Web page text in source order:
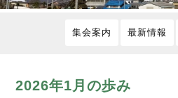
集会案内 最新情報
2026年1月の歩み